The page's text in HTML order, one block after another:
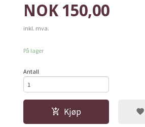
Pris
NOK 150,00
inkl. mva.
På lager
Antall
Kjøp